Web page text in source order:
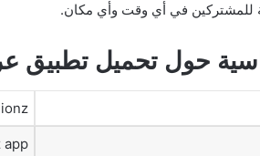
للمشتركين في أي وقت وأي مكان.
حول تحميل تطبيق
app